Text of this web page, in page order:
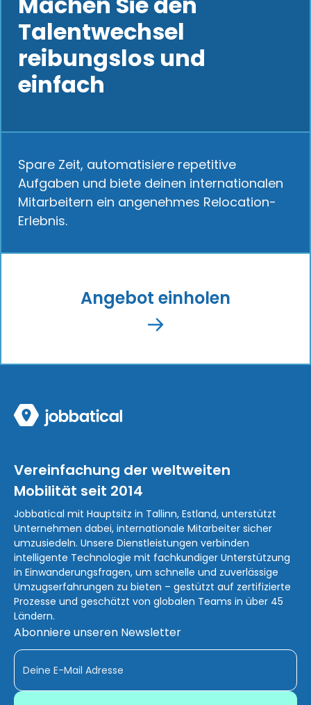
Talentwechsel
reibungslos und
einfach
Spare Zeit, automatisiere repetitive
Aufgaben und biete deinen internationalen
Mitarbeitern ein angenehmes Relocation-
Erlebnis.
Angebot einholen
Vereinfachung der weltweiten
Mobilität seit 2014
Jobbatical mit Hauptsitz in Tallinn, Estland, unterstützt
Unternehmen dabei, internationale Mitarbeiter sicher
umzusiedeln. Unsere Dienstleistungen verbinden
intelligente Technologie mit fachkundiger Unterstützung
in Einwanderungsfragen, um schnelle und zuverlässige
Umzugserfahrungen zu bieten – gestützt auf zertifizierte
Prozesse und geschätzt von globalen Teams in über 45
Ländern.
Abonniere unseren Newsletter